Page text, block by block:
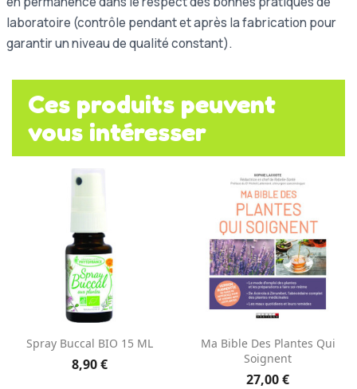
laboratoire (contrôle pendant et après la fabrication pour
garantir un niveau de qualité constant).
Ces produits peuvent
vous intéresser
Spray Buccal BIO 15 ML
8,90 €
Ma Bible Des Plantes Qui
Soignent
27,00 €